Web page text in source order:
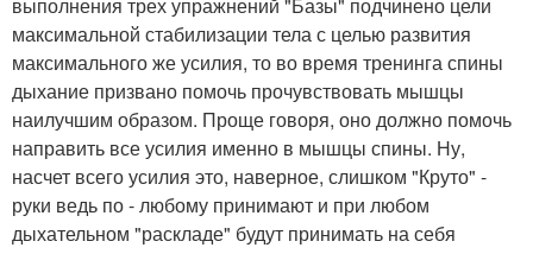
максимальной стабилизации тела с целью развития
максимального же усилия, то во время тренинга спины
дыхание призвано помочь прочувствовать мышцы
наилучшим образом. Проще говоря, оно должно помочь
направить все усилия именно в мышцы спины. Ну,
насчет всего усилия это, наверное, слишком "Круто" -
руки ведь по - любому принимают и при любом
дыхательном "раскладе" будут принимать на себя